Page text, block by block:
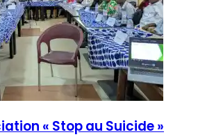
« Stop au Suicide »